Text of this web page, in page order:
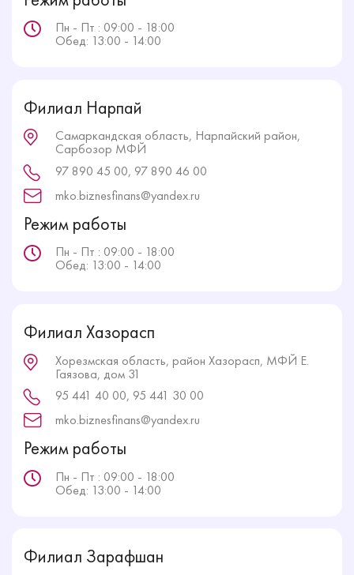
Пн - Пт : 09:00 - 18:00
Обед: 13:00 - 14:00
Филиал Нарпай
Самаркандская область, Нарпайский район,
Сарбозор МФЙ
97 890 45 00, 97 890 46 00
mko.biznesfinans@yandex.ru
Режим работы
Пн - Пт : 09:00 - 18:00
Обед: 13:00 - 14:00
Филиал Хазорасп
Хорезмская область, район Хазорасп, МФЙ Е.
Гаязова, дом 31
95 441 40 00, 95 441 30 00
mko.biznesfinans@yandex.ru
Режим работы
Пн - Пт : 09:00 - 18:00
Обед: 13:00 - 14:00
Филиал Зарафшан